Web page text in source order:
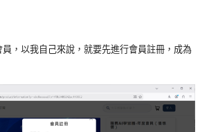
，以我自己來說，就要先進行會員註冊，成為